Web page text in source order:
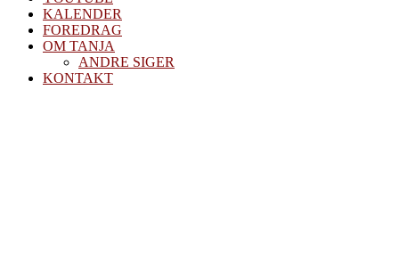
KALENDER
FOREDRAG
OM TANJA
ANDRE SIGER
KONTAKT